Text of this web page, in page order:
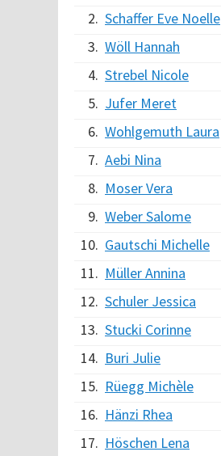
2. Schaffer Eve Noelle
3. Wöll Hannah
4. Strebel Nicole
5. Jufer Meret
6. Wohlgemuth Laura
7. Aebi Nina
8. Moser Vera
9. Weber Salome
10. Gautschi Michelle
11. Müller Annina
12. Schuler Jessica
13. Stucki Corinne
14. Buri Julie
15. Rüegg Michèle
16. Hänzi Rhea
17. Höschen Lena